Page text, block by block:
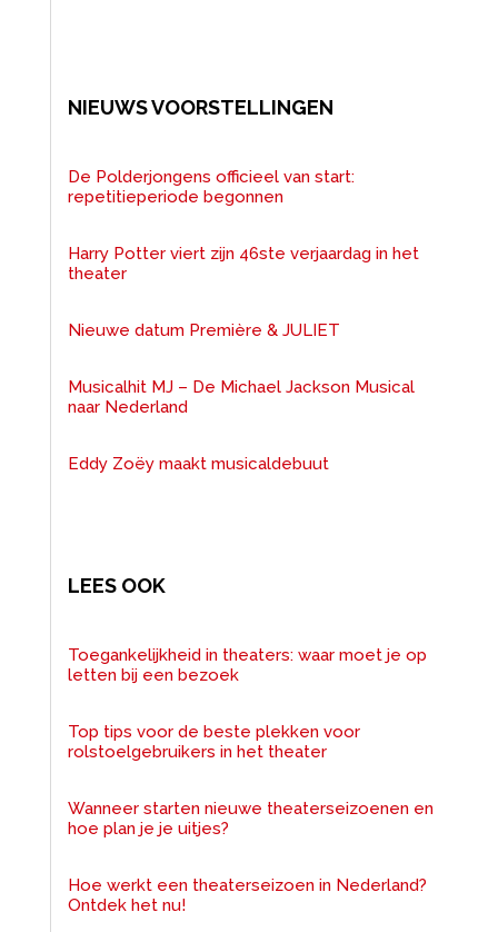
NIEUWS VOORSTELLINGEN
De Polderjongens officieel van start:
repetitieperiode begonnen
Harry Potter viert zijn 46ste verjaardag in het
theater
Nieuwe datum Première & JULIET
Musicalhit MJ – De Michael Jackson Musical
naar Nederland
Eddy Zoëy maakt musicaldebuut
LEES OOK
Toegankelijkheid in theaters: waar moet je op
letten bij een bezoek
Top tips voor de beste plekken voor
rolstoelgebruikers in het theater
Wanneer starten nieuwe theaterseizoenen en
hoe plan je je uitjes?
Hoe werkt een theaterseizoen in Nederland?
Ontdek het nu!